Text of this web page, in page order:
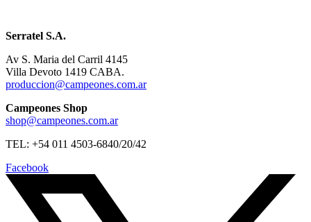
Serratel S.A.
Av S. Maria del Carril 4145
Villa Devoto 1419 CABA.
produccion@campeones.com.ar
Campeones Shop
shop@campeones.com.ar
TEL: +54 011 4503-6840/20/42
Facebook